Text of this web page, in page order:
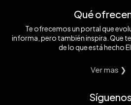
Qué
Te ofrecemos un portal que
informa, pero también inspira. Que
de lo que está hecho
Ver mas ❯
Síguenos